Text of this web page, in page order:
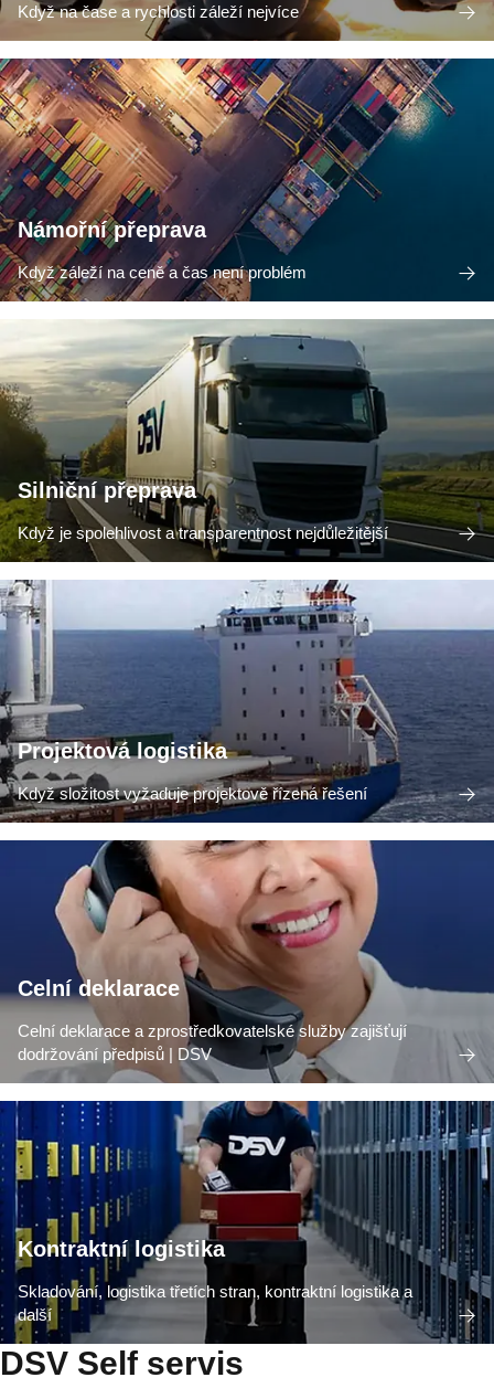
Když na čase a rychlosti záleží nejvíce
Námořní přeprava
Když záleží na ceně a čas není problém
Silniční přeprava
Když je spolehlivost a transparentnost nejdůležitější
Projektová logistika
Když složitost vyžaduje projektově řízená řešení
Celní deklarace
Celní deklarace a zprostředkovatelské služby zajišťují
dodržování předpisů | DSV
Kontraktní logistika
Skladování, logistika třetích stran, kontraktní logistika a
další
DSV Self servis